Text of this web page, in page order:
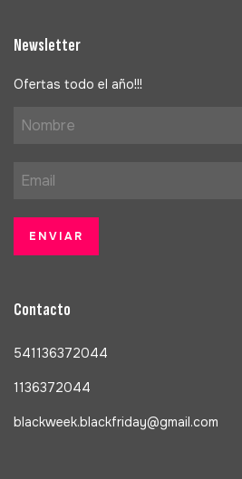
Newsletter
Ofertas todo el año!!!
Contacto
541136372044
1136372044
blackweek.blackfriday@gmail.com